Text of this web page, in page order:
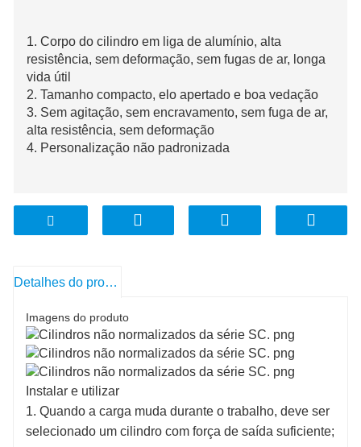
1. Corpo do cilindro em liga de alumínio, alta
resistência, sem deformação, sem fugas de ar, longa
vida útil
2. Tamanho compacto, elo apertado e boa vedação
3. Sem agitação, sem encravamento, sem fuga de ar,
alta resistência, sem deformação
4. Personalização não padronizada
Detalhes do produto
Imagens do produto
Instalar e utilizar
1. Quando a carga muda durante o trabalho, deve ser
selecionado um cilindro com força de saída suficiente;